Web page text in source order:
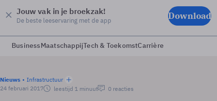
Jouw vak in je broekzak!
De beste leeservaring met de app Download
BusinessMaatschappijTech & ToekomstCarrière
Nieuws
Infrastructuur
24 februari 2017
leestijd 1 minuut 0 reacties